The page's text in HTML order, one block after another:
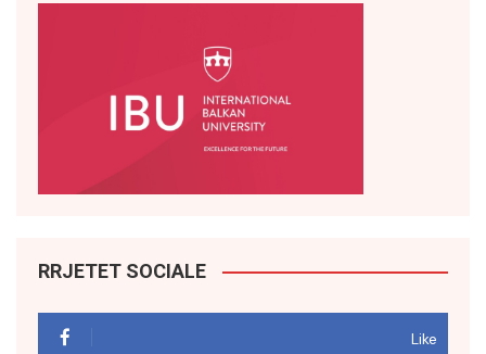
RRJETET SOCIALE
Like